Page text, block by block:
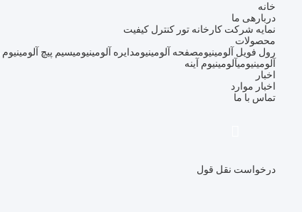
خانه
دربارهی ما
نمایه شرکت کارخانه تور کنترل کیفیت
محصولات
رول فویل آلومینیومصفحه آلومینیومدایره آلومینیومیسیم پیچ
آلومینیومیآلومینیوم آینه
اخبار
اخبار موارد
تماس با ما
درخواست نقل قول